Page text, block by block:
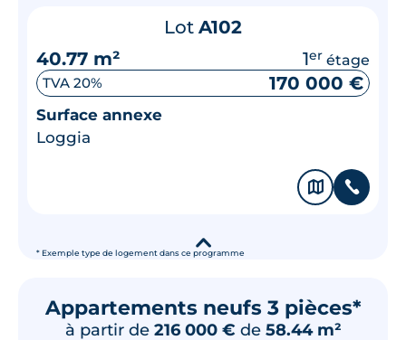
* Exemple type de logement dans ce programme
Lot A102
40.77 m²
1er étage
TVA 20% 170 000 €
Surface annexe
Loggia
🗞 📞
▾
Appartements neufs 3 pièces*
à partir de 216 000 € de 58.44 m²